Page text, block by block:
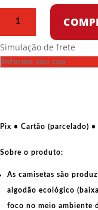
-
Netanyahu,
quantidade
Simulação de frete
Pix • Cartão (parcelado)
Sobre o produto:
As camisetas são
algodão ecológico
foco no meio ambiente